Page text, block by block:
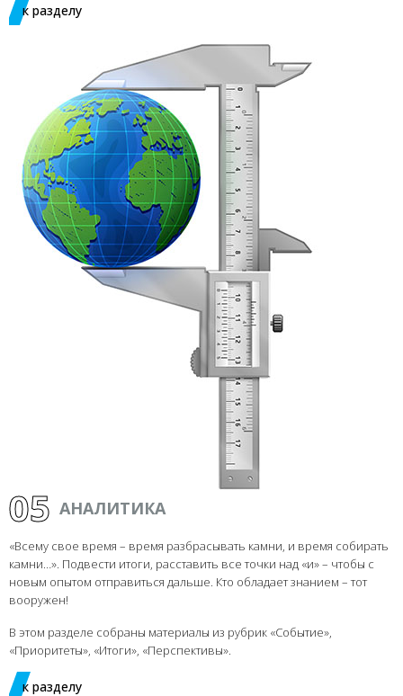
к разделу
05 АНАЛИТИКА
«Всему свое время – время разбрасывать камни, и время собирать
камни…». Подвести итоги, расставить все точки над «и» – чтобы с
новым опытом отправиться дальше. Кто обладает знанием – тот
вооружен!
В этом разделе собраны материалы из рубрик «Событие»,
«Приоритеты», «Итоги», «Перспективы».
к разделу